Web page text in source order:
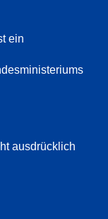
ein
ausdrücklich